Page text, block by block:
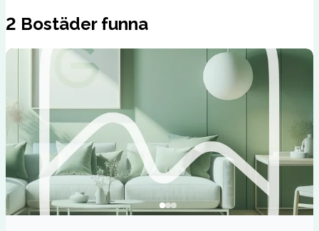
2 Bostäder funna